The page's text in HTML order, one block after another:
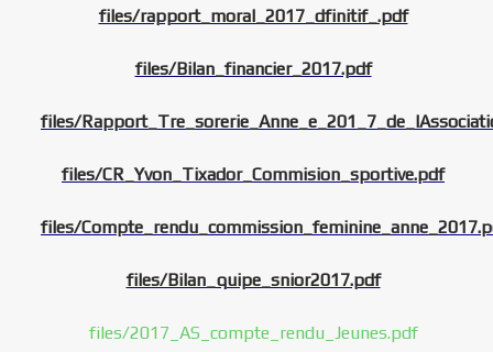
files/rapport_moral_2017_dfinitif_.pdf
files/Bilan_financier_2017.pdf
files/
files/CR_Yvon_Tixador_Commision_sportive.pdf
files/
files/Bilan_quipe_snior2017.pdf
files/2017_AS_compte_rendu_Jeunes.pdf